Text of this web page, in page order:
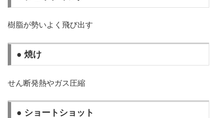
樹脂が勢いよく飛び出す
● 焼け
せん断発熱やガス圧縮
● ショートショット